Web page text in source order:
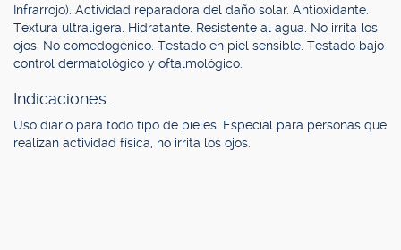
Infrarrojo). Actividad reparadora del daño solar. Antioxidante.
Textura ultraligera. Hidratante. Resistente al agua. No irrita los
ojos. No comedogénico. Testado en piel sensible. Testado bajo
control dermatológico y oftalmológico.
Indicaciones.
Uso diario para todo tipo de pieles. Especial para personas que
realizan actividad física, no irrita los ojos.